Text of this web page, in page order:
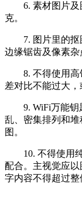
6. 素材图片
克。
7. 图片里的
边缘锯齿及像素杂
8. 不得使用
差对比不能过大，
9. WiFi万能
乱、密集排列和
图。
10. 不得使用
配合。主视觉应
字内容不得超过整